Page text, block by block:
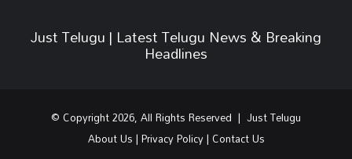
Just Telugu | Latest Telugu News & Breaking
Headlines
© Copyright 2026, All Rights Reserved | Just Telugu
About Us|Privacy Policy| Contact Us